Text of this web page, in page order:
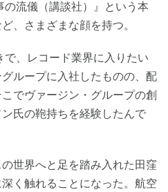
の流儀（講談社）』という本
、さまざまな顔を持つ。
で、レコード業界に入りたい
ループに入社したものの、配
でヴァージン・グループの創
氏の鞄持ちを経験したんで
世界へと足を踏み入れた田窪
く触れることになった。航空